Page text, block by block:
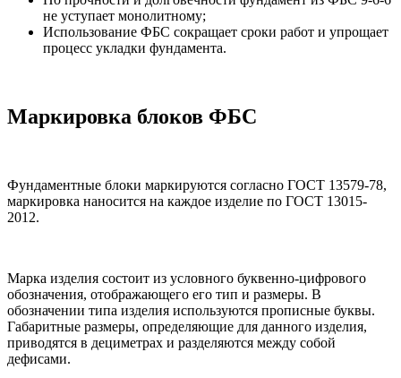
не уступает монолитному;
Использование ФБС сокращает сроки работ и упрощает
процесс укладки фундамента.
Маркировка блоков ФБС
Фундаментные блоки маркируются согласно ГОСТ 13579-78,
маркировка наносится на каждое изделие по ГОСТ 13015-
2012.
Марка изделия состоит из условного буквенно-цифрового
обозначения, отображающего его тип и размеры. В
обозначении типа изделия используются прописные буквы.
Габаритные размеры, определяющие для данного изделия,
приводятся в дециметрах и разделяются между собой
дефисами.